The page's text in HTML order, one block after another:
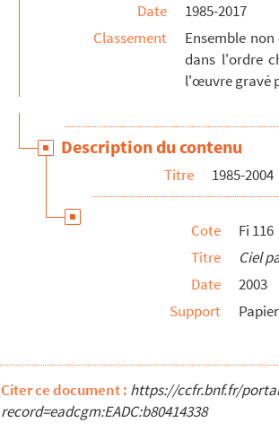
Date
1985-2017
Classement
Ensemble
dans l'ordre
l'œuvre gravé
Description du contenu
Titre 1985-2004
Cote
Fi 116
Titre
Ciel
Date
2003
Support
Citer ce document : https://ccfr.bnf.fr/
record=eadcgm:EADC:b80414338